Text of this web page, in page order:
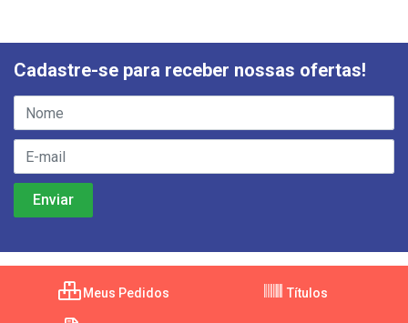
Cadastre-se para receber nossas ofertas!
Meus Pedidos Títulos